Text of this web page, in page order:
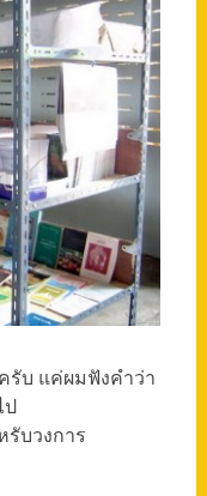
รับ แค่ผมฟังคำว่า
ป
รับวงการ